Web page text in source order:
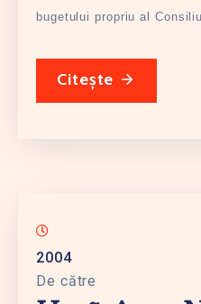
bugetului propriu al
Citește
2004
De către